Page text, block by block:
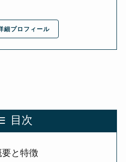
細プロフィール
目次
と特徴